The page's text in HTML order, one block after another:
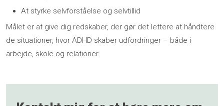
​At styrke selvforståelse og selvtillid
Målet er at give dig redskaber, der gør det lettere at håndtere
de situationer, hvor ADHD skaber udfordringer – både i
arbejde, skole og relationer.